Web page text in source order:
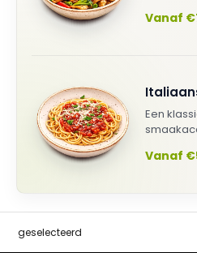
Vanaf
Een
Vanaf
geselecteerd